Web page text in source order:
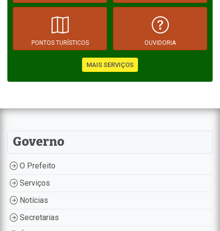
PONTOS TURÍSTICOS OUVIDORIA
MAIS SERVIÇOS
Governo
O Prefeito
Serviços
Notícias
Secretarias